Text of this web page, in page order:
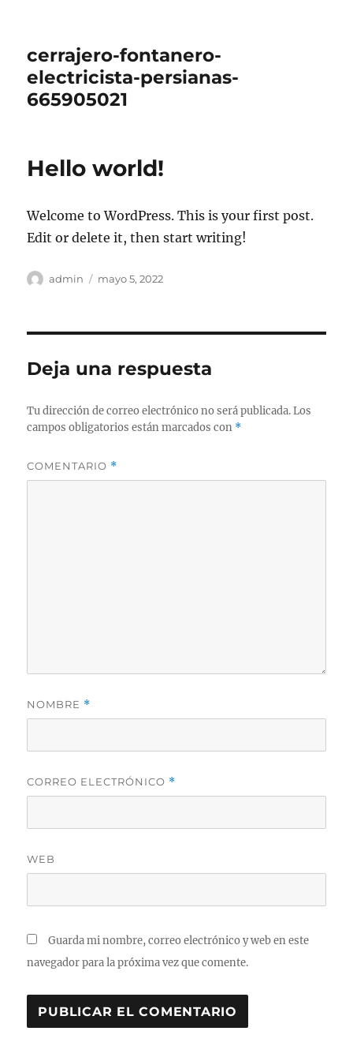
cerrajero-fontanero-
electricista-persianas-
665905021
Hello world!
Welcome to WordPress. This is your first post.
Edit or delete it, then start writing!
Autor
admin
Publicado
mayo 5, 2022
Deja una respuesta
Tu dirección de correo electrónico no será publicada. Los
campos obligatorios están marcados con *
COMENTARIO *
NOMBRE *
CORREO ELECTRÓNICO *
WEB
Guarda mi nombre, correo electrónico y web en este
navegador para la próxima vez que comente.